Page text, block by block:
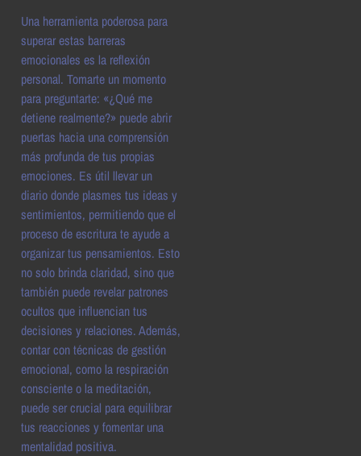
Una herramienta poderosa para
superar estas barreras
emocionales es la reflexión
personal. Tomarte un momento
para preguntarte: «¿Qué me
detiene realmente?» puede abrir
puertas hacia una comprensión
más profunda de tus propias
emociones. Es útil llevar un
diario donde plasmes tus ideas y
sentimientos, permitiendo que el
proceso de escritura te ayude a
organizar tus pensamientos. Esto
no solo brinda claridad, sino que
también puede revelar patrones
ocultos que influencian tus
decisiones y relaciones. Además,
contar con técnicas de gestión
emocional, como la respiración
consciente o la meditación,
puede ser crucial para equilibrar
tus reacciones y fomentar una
mentalidad positiva.